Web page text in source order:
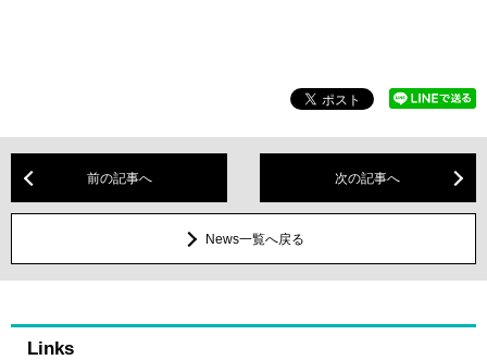
前の記事へ 次の記事へ
News一覧へ戻る
Links